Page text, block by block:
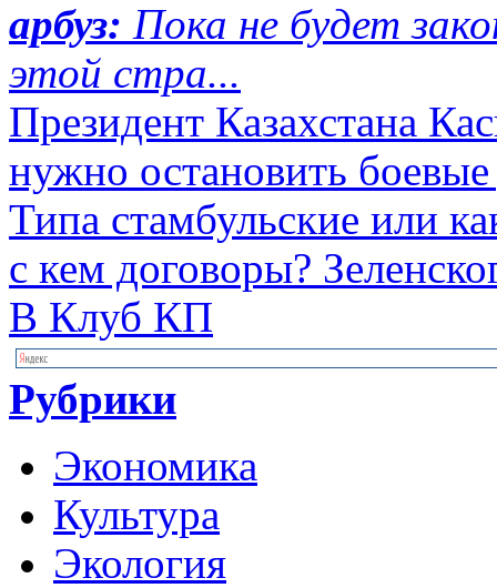
арбуз: Пока не будет
этой стра...
Президент Казахстана
нужно остановить
Типа стамбульские или
с кем договоры?
В Клуб КП
Рубрики
Экономика
Культура
Экология